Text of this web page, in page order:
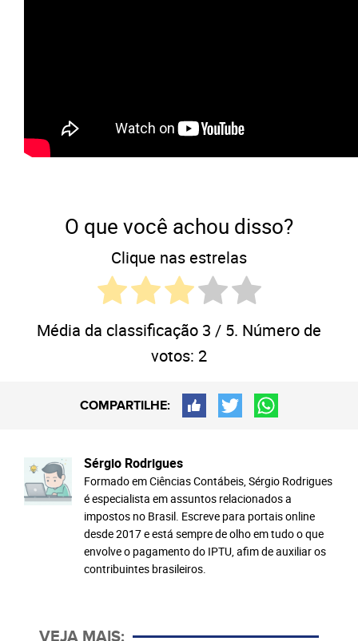
O que você achou disso?
Clique nas estrelas
Média da classificação 3 / 5. Número de
votos: 2
COMPARTILHE:
Sérgio Rodrigues
Formado em Ciências Contábeis, Sérgio Rodrigues
é especialista em assuntos relacionados a
impostos no Brasil. Escreve para portais online
desde 2017 e está sempre de olho em tudo o que
envolve o pagamento do IPTU, afim de auxiliar os
contribuintes brasileiros.
VEJA MAIS: